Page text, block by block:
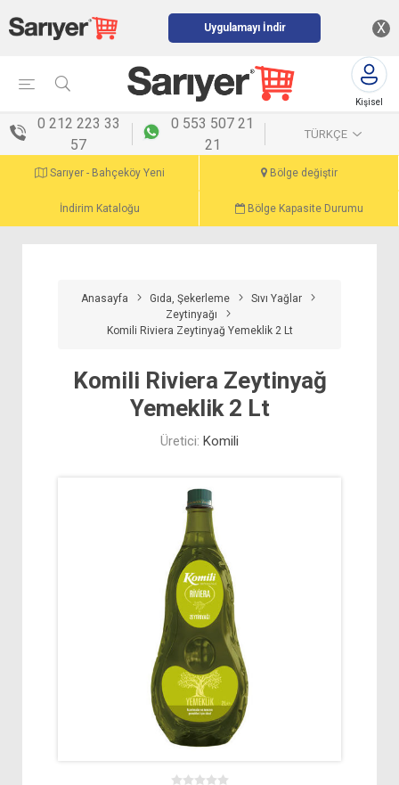
Uygulamayı İndir X
Kişisel
0 212 223 33
57
0 553 507 21
21
TÜRKÇE
Sarıyer - Bahçeköy Yeni Bölge değiştir
İndirim Kataloğu Bölge Kapasite Durumu
Anasayfa Gıda, Şekerleme
Sıvı Yağlar
Zeytinyağı
Komili Riviera Zeytinyağ Yemeklik 2 Lt
Komili Riviera Zeytinyağ
Yemeklik 2 Lt
Üretici: Komili